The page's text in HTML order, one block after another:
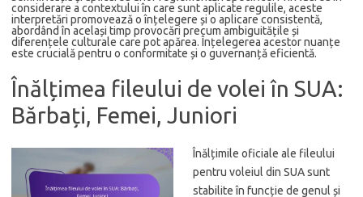
considerare a contextului în care sunt aplicate regulile, aceste
interpretări promovează o înțelegere și o aplicare consistentă,
abordând în același timp provocări precum ambiguitățile și
diferențele culturale care pot apărea. Înțelegerea acestor nuanțe
este crucială pentru o conformitate și o guvernanță eficientă.
Înălțimea fileului de volei în SUA:
Bărbați, Femei, Juniori
Înălțimile oficiale ale fileului
pentru voleiul din SUA sunt
stabilite în funcție de genul și